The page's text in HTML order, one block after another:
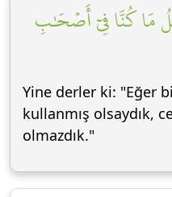
مَا كُنَّا فِيٓ أَصۡحَٰبِ
Yine derler ki: "Eğer
kullanmış olsaydık,
olmazdık."